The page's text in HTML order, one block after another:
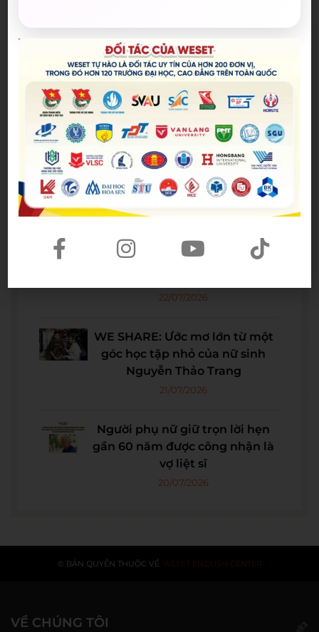
Bài viết mới nhất
Spider-Man: Brand New Day – Bộ
phim được kỳ vọng đưa MCU trở
lại thời kỳ đỉnh cao
The Odyssey lập kỷ lục doanh
thu mở màn trong sự nghiệp
22/07/2026
WE SHARE: Ước mơ lớn từ một
góc học tập nhỏ của nữ sinh
Nguyễn Thảo Trang
21/07/2026
Người phụ nữ giữ trọn lời hẹn
gần 60 năm được công nhận là
vợ liệt sĩ
20/07/2026
© BẢN QUYỀN THUỘC VỀ WESET ENGLISH CENTER
VỀ CHÚNG TÔI